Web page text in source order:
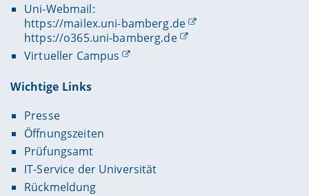
Uni-Webmail:
https://mailex.uni-bamberg.de
https://o365.uni-bamberg.de
Virtueller Campus
Wichtige Links
Presse
Öffnungszeiten
Prüfungsamt
IT-Service der Universität
Rückmeldung